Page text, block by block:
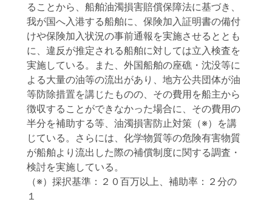
ることから、船舶油濁損害賠償保障法に基づき、
我が国へ入港する船舶に、保険加入証明書の備付
けや保険加入状況の事前通報を実施させるととも
に、違反が推定される船舶に対しては立入検査を
実施している。また、外国船舶の座礁・沈没等に
よる大量の油等の流出があり、地方公共団体が油
等防除措置を講じたものの、その費用を船主から
徴収することができなかった場合に、その費用の
半分を補助する等、油濁損害防止対策（※）を講
じている。さらには、化学物質等の危険有害物質
が船舶より流出した際の補償制度に関する調査・
検討を実施している。
（※）採択基準：２０百万以上、補助率：２分の
１